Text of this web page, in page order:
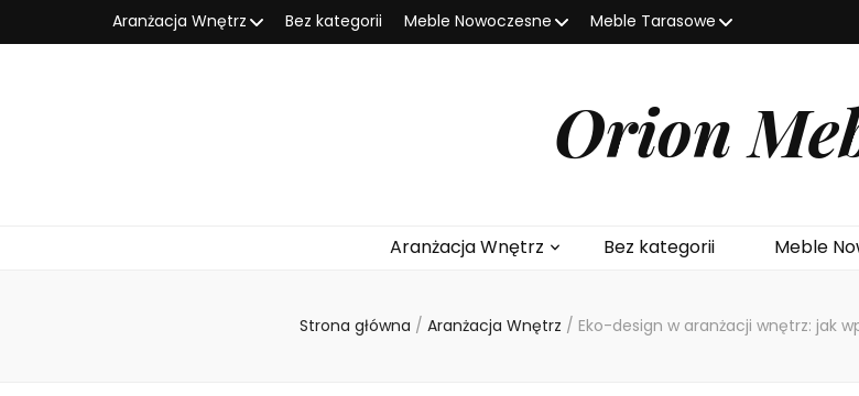
Aranżacja Wnętrz Bez kategorii Meble Nowoczesne Meble Tarasowe
Orion
Aranżacja Wnętrz Bez kategorii Meble
Strona główna / Aranżacja Wnętrz / Eko-design w aranżacji wnętrz: jak